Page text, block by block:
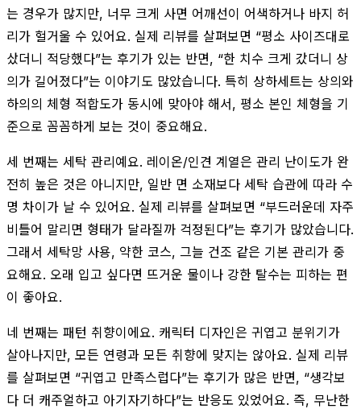
는 경우가 많지만, 너무 크게 사면 어깨선이 어색하거나 바지 허
리가 헐거울 수 있어요. 실제 리뷰를 살펴보면 “평소 사이즈대로
샀더니 적당했다”는 후기가 있는 반면, “한 치수 크게 갔더니 상
의가 길어졌다”는 이야기도 많았습니다. 특히 상하세트는 상의와
하의의 체형 적합도가 동시에 맞아야 해서, 평소 본인 체형을 기
준으로 꼼꼼하게 보는 것이 중요해요.
세 번째는 세탁 관리예요. 레이온/인견 계열은 관리 난이도가 완
전히 높은 것은 아니지만, 일반 면 소재보다 세탁 습관에 따라 수
명 차이가 날 수 있어요. 실제 리뷰를 살펴보면 “부드러운데 자주
비틀어 말리면 형태가 달라질까 걱정된다”는 후기가 많았습니다.
그래서 세탁망 사용, 약한 코스, 그늘 건조 같은 기본 관리가 중
요해요. 오래 입고 싶다면 뜨거운 물이나 강한 탈수는 피하는 편
이 좋아요.
네 번째는 패턴 취향이에요. 캐릭터 디자인은 귀엽고 분위기가
살아나지만, 모든 연령과 모든 취향에 맞지는 않아요. 실제 리뷰
를 살펴보면 “귀엽고 만족스럽다”는 후기가 많은 반면, “생각보
다 더 캐주얼하고 아기자기하다”는 반응도 있었어요. 즉, 무난한